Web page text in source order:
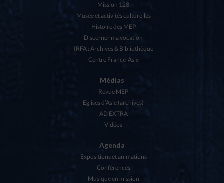
Mission 128
Musée et activités culturelles
Histoire des MEP
Discerner ma vocation
IRFA : Archives & Bibliothèque
Centre France-Asie
Médias
Revue MEP
Eglises d’Asie (archives)
AD EXTRA
Vidéos
Agenda
Expositions et animations
Conférences
Musique en mission